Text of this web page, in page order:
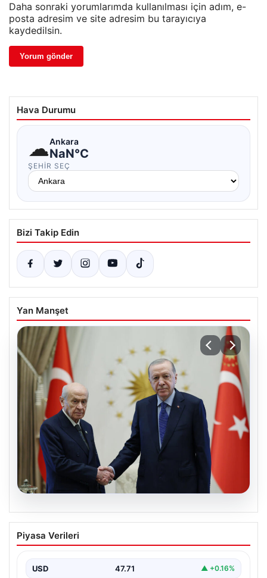
Daha sonraki yorumlarımda kullanılması için adım, e-
posta adresim ve site adresim bu tarayıcıya
kaydedilsin.
Hava Durumu
☁Ankara
NaN°C
ŞEHIR SEÇ
Bizi Takip Edin
Yan Manşet
Cumhurbaşkanı Erdoğan, Devlet
Bahçeli ile görüştü
Piyasa Verileri
USD 47.71 ▲ +0.16%